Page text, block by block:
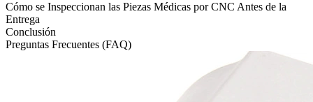
Cómo se Inspeccionan las Piezas Médicas por CNC Antes de la
Entrega
Conclusión
Preguntas Frecuentes (FAQ)